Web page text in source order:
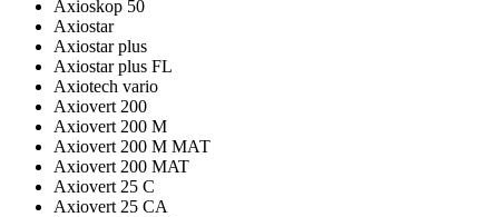
Axioskop 50
Axiostar
Axiostar plus
Axiostar plus FL
Axiotech vario
Axiovert 200
Axiovert 200 M
Axiovert 200 M МАТ
Axiovert 200 MAT
Axiovert 25 C
Axiovert 25 CA